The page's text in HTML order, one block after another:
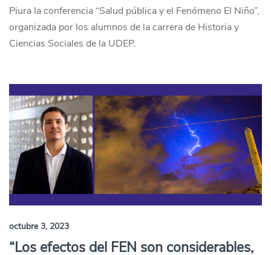
Piura la conferencia “Salud pública y el Fenómeno El Niño”,
organizada por los alumnos de la carrera de Historia y
Ciencias Sociales de la UDEP.
octubre 3, 2023
“Los efectos del FEN son considerables,